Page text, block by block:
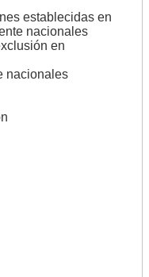
establecidas en
nacionales
en
nacionales